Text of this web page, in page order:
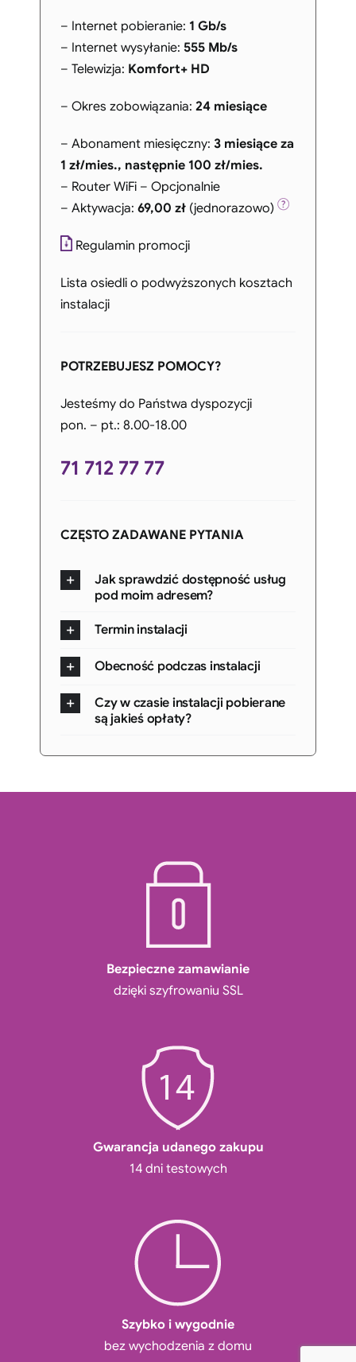
– Internet pobieranie: 1 Gb/s
– Internet wysyłanie: 555 Mb/s
– Telewizja: Komfort+ HD
– Okres zobowiązania: 24 miesiące
– Abonament miesięczny: 3 miesiące za
1 zł/mies., następnie 100 zł/mies.
– Router WiFi – Opcjonalnie
– Aktywacja: 69,00 zł (jednorazowo)
Regulamin promocji
Lista osiedli o podwyższonych kosztach
instalacji
POTRZEBUJESZ POMOCY?
Jesteśmy do Państwa dyspozycji
pon. – pt.: 8.00-18.00
71 712 77 77
CZĘSTO ZADAWANE PYTANIA
Jak sprawdzić dostępność usług
pod moim adresem?
Termin instalacji
Obecność podczas instalacji
Czy w czasie instalacji pobierane
są jakieś opłaty?
Bezpieczne zamawianie
dzięki szyfrowaniu SSL
Gwarancja udanego zakupu
14 dni testowych
Szybko i wygodnie
bez wychodzenia z domu